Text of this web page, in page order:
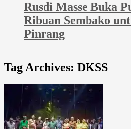
Rusdi Masse Buka
Ribuan Sembako
Pinrang
Tag Archives: DKSS